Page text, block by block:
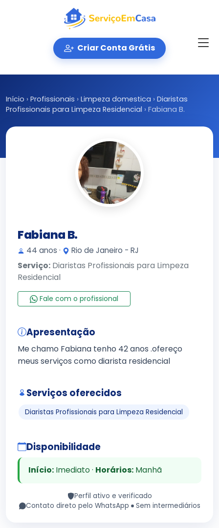
Criar Conta Grátis
Início › Profissionais › Limpeza domestica › Diaristas
Profissionais para Limpeza Residencial › Fabiana B.
Fabiana B.
44 anos · Rio de Janeiro - RJ
Serviço: Diaristas Profissionais para Limpeza
Residencial
Fale com o profissional
Apresentação
Me chamo Fabiana tenho 42 anos .ofereço
meus serviços como diarista residencial
Serviços oferecidos
Diaristas Profissionais para Limpeza Residencial
Disponibilidade
Início:Imediato · Horários:Manhã
Perfil ativo e verificado
Contato direto pelo WhatsApp
Sem intermediários